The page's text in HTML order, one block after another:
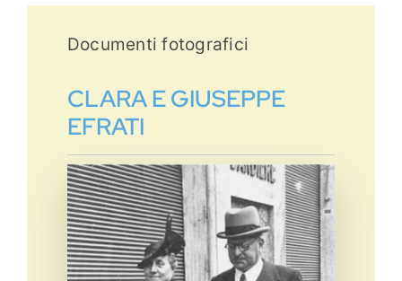
Area didattica
Eventi e notizie
Documenti fotografici
CLARA E GIUSEPPE
EFRATI